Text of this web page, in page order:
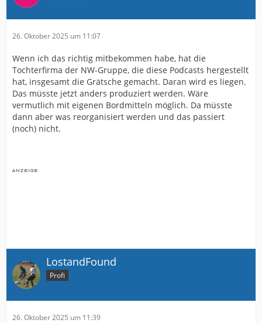
26. Oktober 2025 um 11:07
Wenn ich das richtig mitbekommen habe, hat die
Tochterfirma der NW-Gruppe, die diese Podcasts hergestellt
hat, insgesamt die Grätsche gemacht. Daran wird es liegen.
Das müsste jetzt anders produziert werden. Wäre
vermutlich mit eigenen Bordmitteln möglich. Da müsste
dann aber was reorganisiert werden und das passiert
(noch) nicht.
LostandFound
Profi
26. Oktober 2025 um 11:39